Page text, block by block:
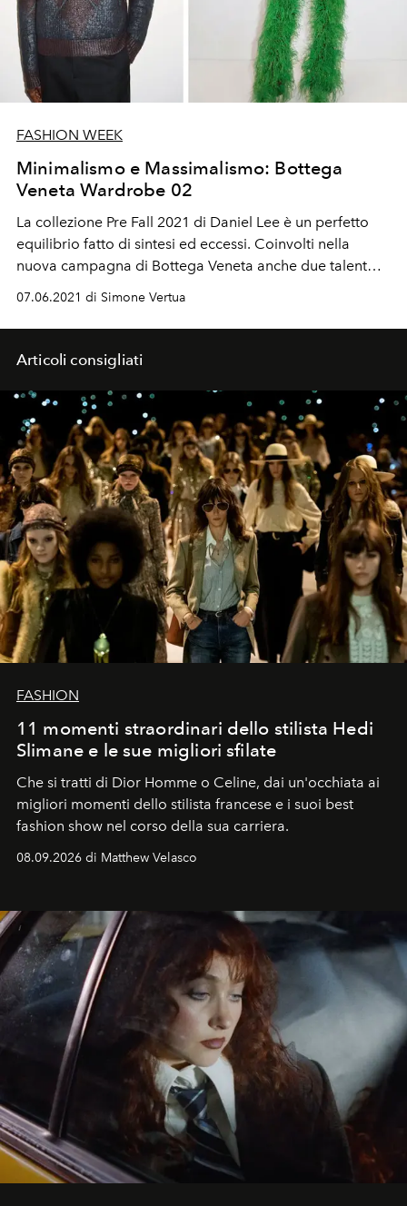
FASHION WEEK
Minimalismo e Massimalismo: Bottega
Veneta Wardrobe 02
La collezione Pre Fall 2021 di Daniel Lee è un perfetto
equilibrio fatto di sintesi ed eccessi. Coinvolti nella
nuova campagna di Bottega Veneta anche due talent
italiani: l'attrice e cover girl de L'Officiel Italia Valeria
07.06.2021 di Simone Vertua
Articoli consigliati
FASHION
11 momenti straordinari dello stilista Hedi
Slimane e le sue migliori sfilate
Che si tratti di Dior Homme o Celine, dai un'occhiata ai
migliori momenti dello stilista francese e i suoi best
fashion show nel corso della sua carriera.
08.09.2026 di Matthew Velasco